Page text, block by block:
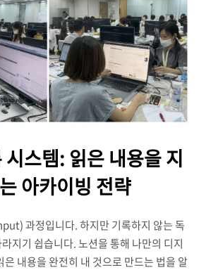
스템: 읽은 내용을 지
아카이빙 전략
과정입니다. 하지만 기록하지 않는 독
지기 쉽습니다. 노션을 통해 나만의 디지
내용을 완전히 내 것으로 만드는 법을 알